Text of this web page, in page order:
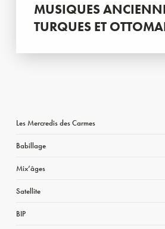
MUSIQUES
TURQUES ET
Les Mercredis des Carmes
Babillage
Mix’âges
Satellite
BIP